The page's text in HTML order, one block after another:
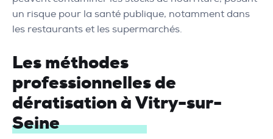
un risque pour la santé publique, notamment dans
les restaurants et les supermarchés.
Les méthodes
professionnelles de
dératisation à Vitry-sur-
Seine